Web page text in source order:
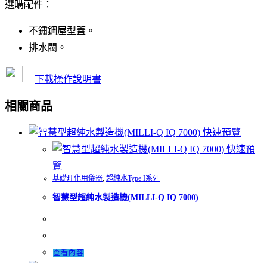
選購配件：
不鏽鋼屋型蓋。
排水閥。
下載操作說明書
相關商品
快速預覽
快速預
覽
基礎理化用儀器, 超純水Type I系列
智慧型超純水製造機(MILLI-Q IQ 7000)
查看內容